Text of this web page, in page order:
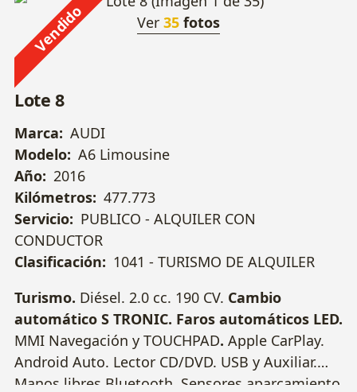
Vendido Ver 35 fotos
Lote 8
Marca: AUDI
Modelo: A6 Limousine
Año: 2016
Kilómetros: 477.773
Servicio: PUBLICO - ALQUILER CON
CONDUCTOR
Clasificación: 1041 - TURISMO DE ALQUILER
Turismo. Diésel. 2.0 cc. 190 CV. Cambio
automático S TRONIC. Faros automáticos LED.
MMI Navegación y TOUCHPAD. Apple CarPlay.
Android Auto. Lector CD/DVD. USB y Auxiliar.
Manos libres Bluetooth. Sensores aparcamiento